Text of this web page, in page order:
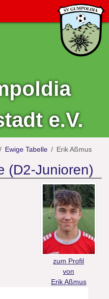
e.V.
Ewige Tabelle Erik Aßmus
(D2-Junioren)
zum Profil
von
Erik Aßmus